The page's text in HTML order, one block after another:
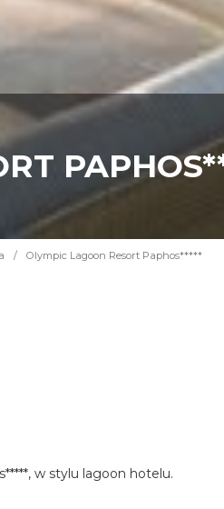
/ Olympic Lagoon Resort Paphos*****
w stylu lagoon hotelu.